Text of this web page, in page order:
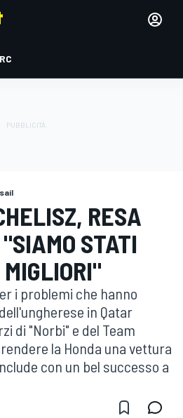
RESA
STATI
MIGLIORI"
i problemi che hanno
in Qatar
di "Norbi" e del Team
la Honda una vettura
con un bel successo a